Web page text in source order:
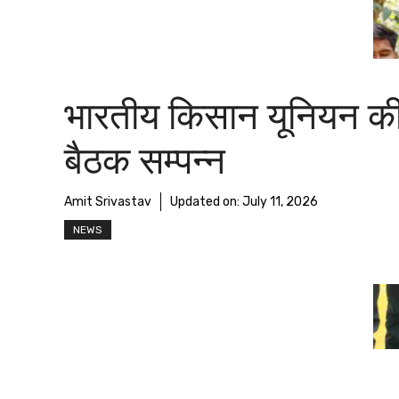
भारतीय किसान यूनियन
बैठक सम्पन्न
Amit Srivastav Updated on: July 11, 2026
NEWS